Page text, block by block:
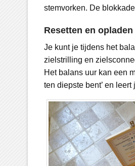
stemvorken. De
Resetten en opladen
Je kunt je tijdens het
zielstrilling en
Het balans uur kan een
ten diepste bent’ en